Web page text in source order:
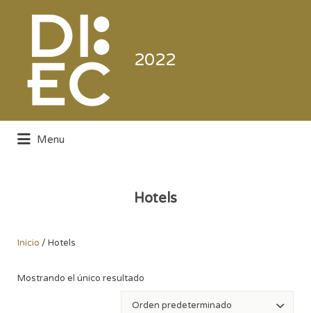
2022
Buscar
Menu
Hotels
Inicio / Hotels
Mostrando el único resultado